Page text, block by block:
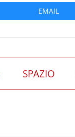
EMAIL
SPAZIO